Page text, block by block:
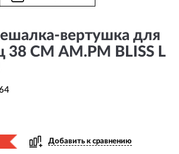
вертушка для
38 СМ AM.PM BLISS L
Добавить к сравнению